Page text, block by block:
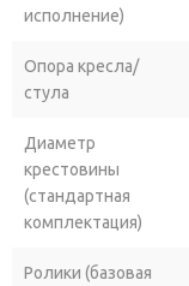
исполнение)
Опора кресла/
стула
Диаметр
крестовины
(стандартная
комплектация)
Ролики (базовая